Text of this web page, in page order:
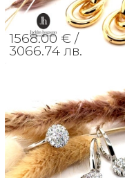
1568.00 € /
3066.74 лв.